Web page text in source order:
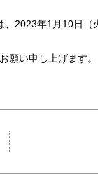
2023年1月10日（
願い申し上げます。